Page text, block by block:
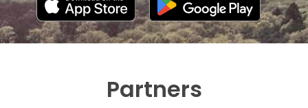
Partners